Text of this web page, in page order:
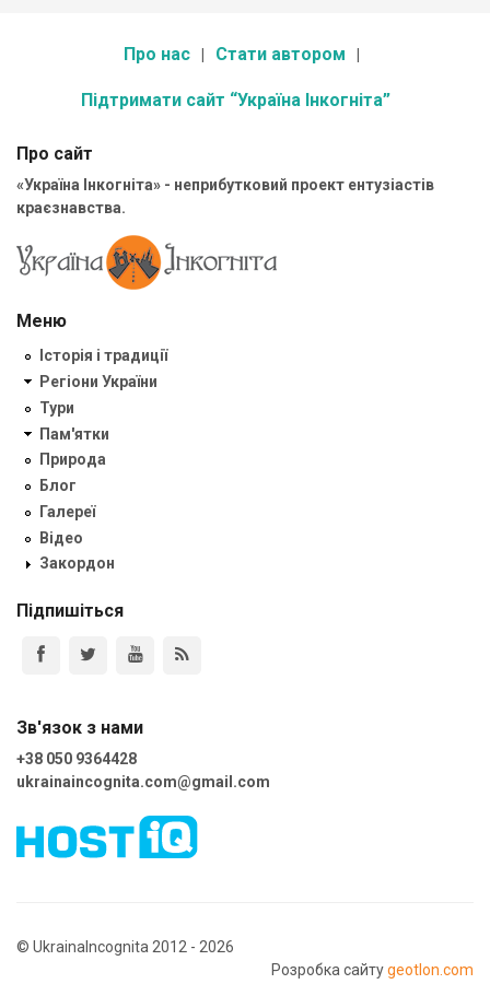
Про нас Стати автором
Підтримати сайт “Україна Інкогніта”
Про сайт
«Україна Інкогніта» - неприбутковий проект ентузіастів
краєзнавства.
Меню
Історія і традиції
Регіони України
Тури
Пам'ятки
Природа
Блог
Галереї
Відео
Закордон
Підпишіться
Зв'язок з нами
+38 050 9364428
ukrainaincognita.com@gmail.com
© UkrainaIncognita 2012 - 2026
Розробка сайтуgeotlon.com